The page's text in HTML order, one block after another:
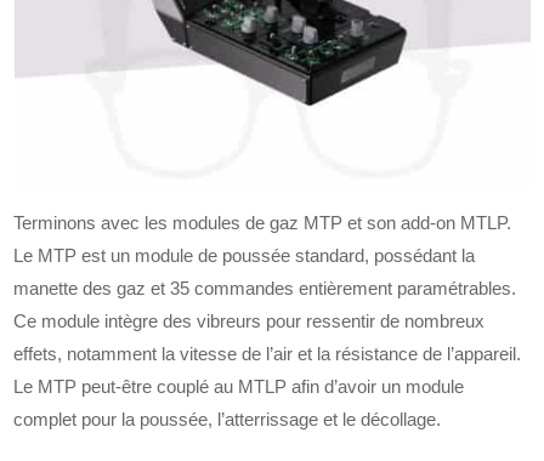
Terminons avec les modules de gaz MTP et son add-on MTLP.
Le MTP est un module de poussée standard, possédant la
manette des gaz et 35 commandes entièrement paramétrables.
Ce module intègre des vibreurs pour ressentir de nombreux
effets, notamment la vitesse de l’air et la résistance de l’appareil.
Le MTP peut-être couplé au MTLP afin d’avoir un module
complet pour la poussée, l’atterrissage et le décollage.